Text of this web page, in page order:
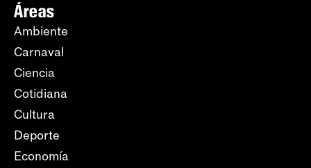
Áreas
Ambiente
Carnaval
Ciencia
Cotidiana
Cultura
Deporte
Economía